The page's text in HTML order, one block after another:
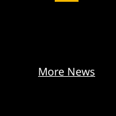
More News